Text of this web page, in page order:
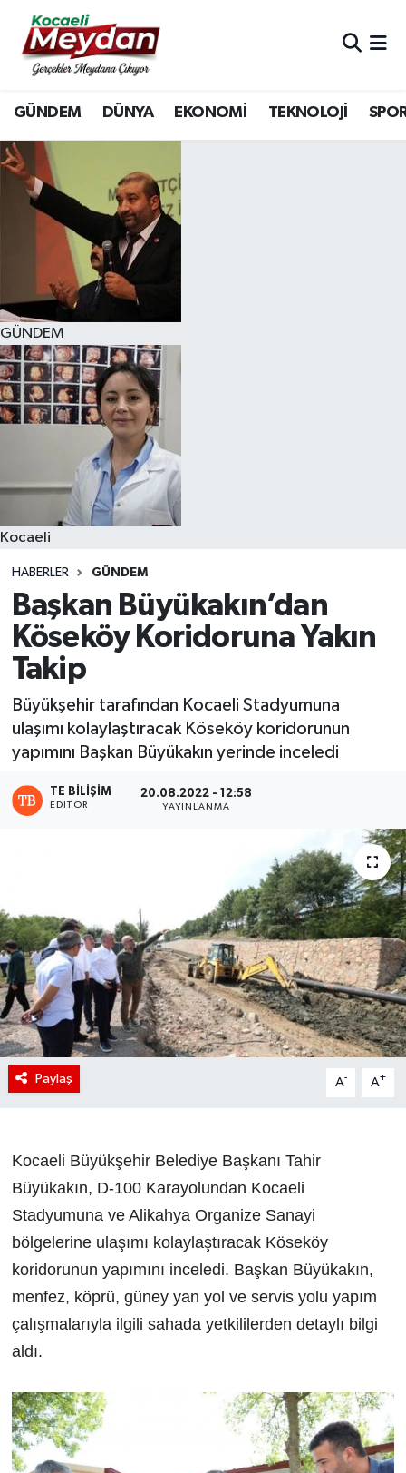
GÜNDEM DÜNYA EKONOMİ TEKNOLOJİ
GÜNDEM
Kocaeli
HABERLER GÜNDEM
Başkan Büyükakın’dan
Köseköy Koridoruna Yakın
Takip
Büyükşehir tarafından Kocaeli Stadyumuna
ulaşımı kolaylaştıracak Köseköy koridorunun
yapımını Başkan Büyükakın yerinde inceledi
TE BILIŞIM
EDITÖR
20.08.2022 - 12:58
YAYINLANMA
Paylaş A- A+
Kocaeli Büyükşehir Belediye Başkanı Tahir
Büyükakın, D-100 Karayolundan Kocaeli
Stadyumuna ve Alikahya Organize Sanayi
bölgelerine ulaşımı kolaylaştıracak Köseköy
koridorunun yapımını inceledi. Başkan Büyükakın,
menfez, köprü, güney yan yol ve servis yolu yapım
çalışmalarıyla ilgili sahada yetkililerden detaylı bilgi
aldı.
Nöbetçi Eczaneler
Hava Durumu
Trafik Durumu
Süper Lig Puan Durumu ve Fikstür
Tüm Manşetler
Son Dakika Haberleri
Haber Arşivi